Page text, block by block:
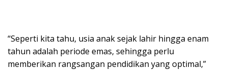
“Seperti kita tahu, usia anak sejak lahir hingga enam
tahun adalah periode emas, sehingga perlu
memberikan rangsangan pendidikan yang optimal,”